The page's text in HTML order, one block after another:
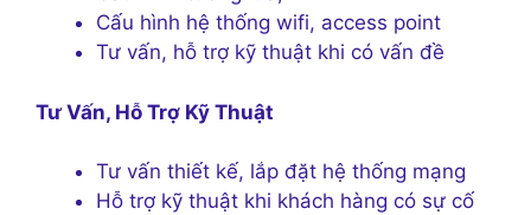
Cấu hình hệ thống wifi, access point
Tư vấn, hỗ trợ kỹ thuật khi có vấn đề
Tư Vấn, Hỗ Trợ Kỹ Thuật
Tư vấn thiết kế, lắp đặt hệ thống mạng
Hỗ trợ kỹ thuật khi khách hàng có sự cố